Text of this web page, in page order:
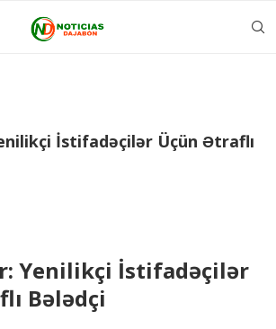
İstifadəçilər Üçün Ətraflı
Yenilikçi İstifadəçilər
Bələdçi